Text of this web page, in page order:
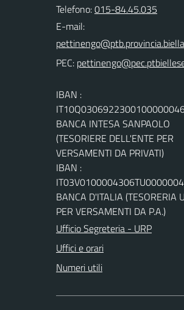
Telefono:015-84.45.035
E-mail:
PEC:
IBAN :
BANCA INTESA SANPAOLO
(TESORIERE DELL'ENTE PER
VERSAMENTI DA PRIVATI)
IBAN :
BANCA D'ITALIA (TESORERIA
PER VERSAMENTI DA P.A.)
Ufficio Segreteria - URP
Uffici e orari
Numeri utili